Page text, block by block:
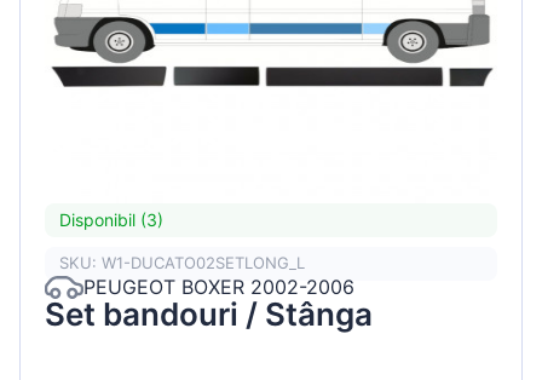
Disponibil (3)
SKU: W1-DUCATO02SETLONG_L
PEUGEOT BOXER 2002-2006
Set bandouri / Stânga